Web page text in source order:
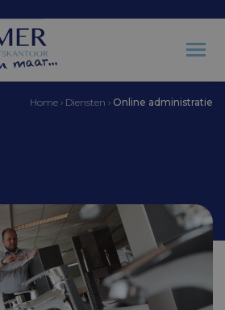
Home › Diensten › Online administratie